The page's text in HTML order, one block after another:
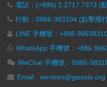
電話：(+886) 2.2717.7373 (
行動：0966-383104 (點擊撥
LINE 手機號：+886
WhatsApp 手機號：+886
WeChat 手機號：0966-
Email : services@gisasia.org